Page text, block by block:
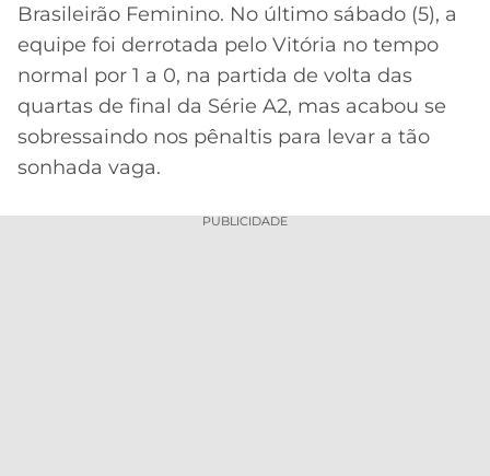
ONLINE
2026
GRÊMIO
ATLÉTICO
MG
LALIGA
Brasileirão Feminino. No último sábado (5), a
equipe foi derrotada pelo Vitória no tempo
normal por 1 a 0, na partida de volta das
quartas de final da Série A2, mas acabou se
sobressaindo nos pênaltis para levar a tão
sonhada vaga.
PUBLICIDADE